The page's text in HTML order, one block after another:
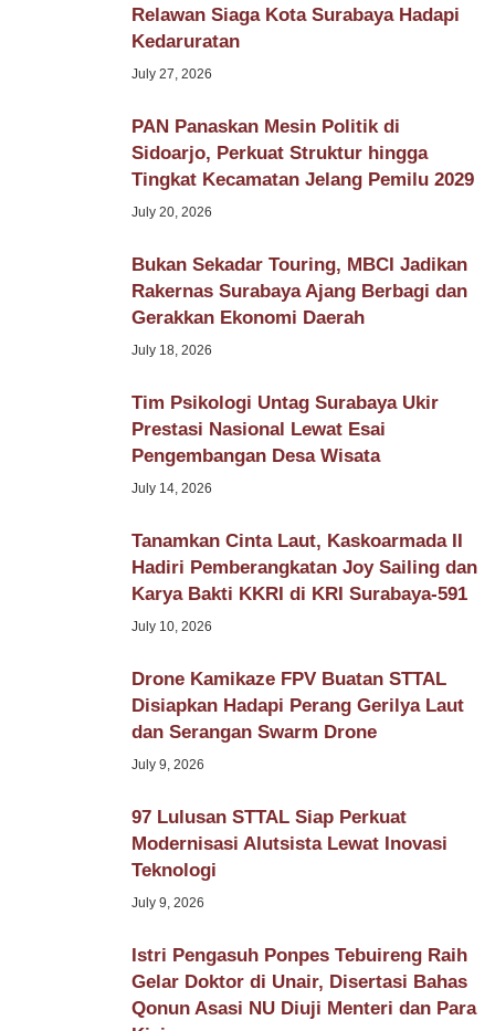
Relawan Siaga Kota Surabaya Hadapi
Kedaruratan
July 27, 2026
PAN Panaskan Mesin Politik di
Sidoarjo, Perkuat Struktur hingga
Tingkat Kecamatan Jelang Pemilu 2029
July 20, 2026
Bukan Sekadar Touring, MBCI Jadikan
Rakernas Surabaya Ajang Berbagi dan
Gerakkan Ekonomi Daerah
July 18, 2026
Tim Psikologi Untag Surabaya Ukir
Prestasi Nasional Lewat Esai
Pengembangan Desa Wisata
July 14, 2026
Tanamkan Cinta Laut, Kaskoarmada II
Hadiri Pemberangkatan Joy Sailing dan
Karya Bakti KKRI di KRI Surabaya-591
July 10, 2026
Drone Kamikaze FPV Buatan STTAL
Disiapkan Hadapi Perang Gerilya Laut
dan Serangan Swarm Drone
July 9, 2026
97 Lulusan STTAL Siap Perkuat
Modernisasi Alutsista Lewat Inovasi
Teknologi
July 9, 2026
Istri Pengasuh Ponpes Tebuireng Raih
Gelar Doktor di Unair, Disertasi Bahas
Qonun Asasi NU Diuji Menteri dan Para